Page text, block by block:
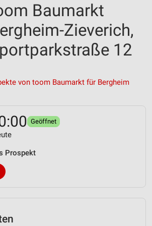
Baumarkt
Zieverich,
12
von toom Baumarkt für Bergheim
Geöffnet
Prospekt